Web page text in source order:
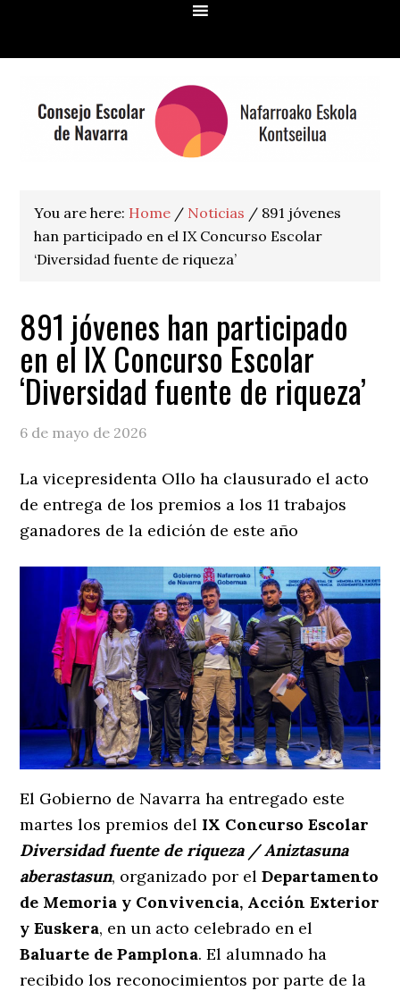
You are here: Home / Noticias / 891 jóvenes
han participado en el IX Concurso Escolar
‘Diversidad fuente de riqueza’
891 jóvenes han participado
en el IX Concurso Escolar
‘Diversidad fuente de riqueza’
6 de mayo de 2026
La vicepresidenta Ollo ha clausurado el acto
de entrega de los premios a los 11 trabajos
ganadores de la edición de este año
El Gobierno de Navarra ha entregado este
martes los premios del IX Concurso Escolar
Diversidad fuente de riqueza / Aniztasuna
aberastasun, organizado por elDepartamento
de Memoria y Convivencia, Acción Exterior
y Euskera, en un acto celebrado en el
Baluarte de Pamplona. El alumnado ha
recibido los reconocimientos por parte de la